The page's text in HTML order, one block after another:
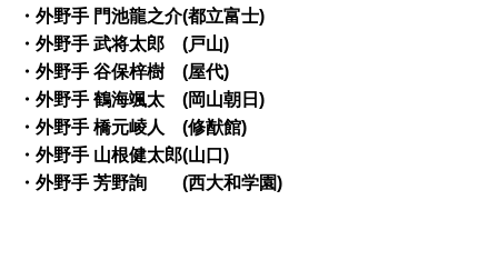
・外野手 門池龍之介(都立富士)
・外野手 武将太郎 (戸山)
・外野手 谷保梓樹 (屋代)
・外野手 鶴海颯太 (岡山朝日)
・外野手 橋元崚人 (修猷館)
・外野手 山根健太郎(山口)
・外野手 芳野詢 (西大和学園)